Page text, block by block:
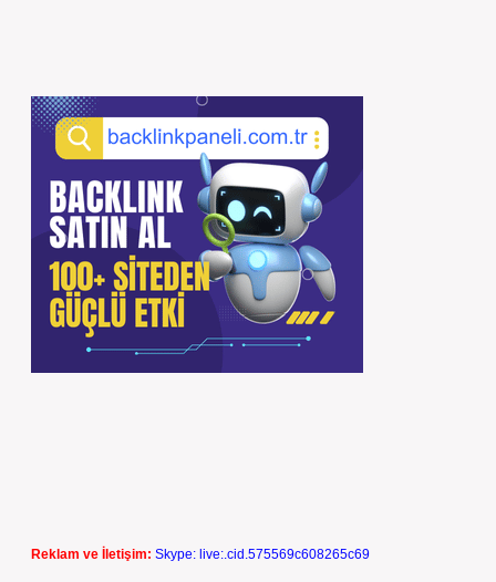
Reklam ve İletişim: Skype: live:.cid.575569c608265c69